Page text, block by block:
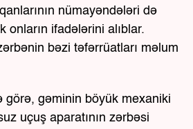
nümayəndələri də
onların ifadələrini alıblar.
bəzi təfərrüatları məlum
görə, gəminin böyük mexaniki
uçuş aparatının zərbəsi